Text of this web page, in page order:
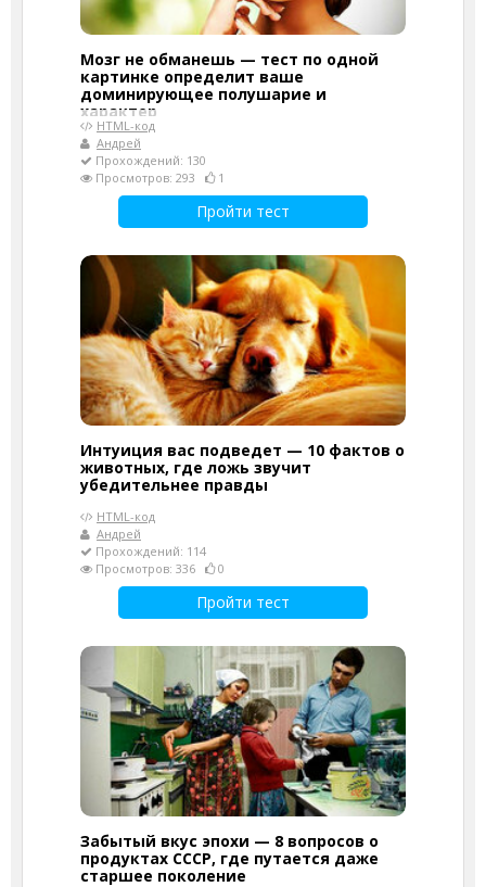
Мозг не обманешь — тест по одной
картинке определит ваше
доминирующее полушарие и
характер
HTML-код
Андрей
Прохождений: 130
Просмотров: 293
1
Пройти тест
Интуиция вас подведет — 10 фактов о
животных, где ложь звучит
убедительнее правды
HTML-код
Андрей
Прохождений: 114
Просмотров: 336
0
Пройти тест
Забытый вкус эпохи — 8 вопросов о
продуктах СССР, где путается даже
старшее поколение